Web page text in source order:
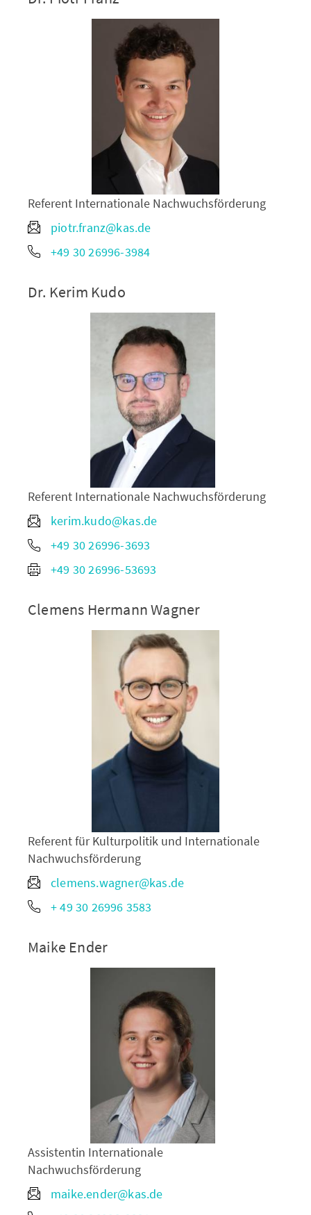
Referent Internationale Nachwuchsförderung
piotr.franz@kas.de
+49 30 26996-3984
Dr. Kerim Kudo
Referent Internationale Nachwuchsförderung
kerim.kudo@kas.de
+49 30 26996-3693
+49 30 26996-53693
Clemens Hermann Wagner
Referent für Kulturpolitik und Internationale
Nachwuchsförderung
clemens.wagner@kas.de
+ 49 30 26996 3583
Maike Ender
Assistentin Internationale
Nachwuchsförderung
maike.ender@kas.de